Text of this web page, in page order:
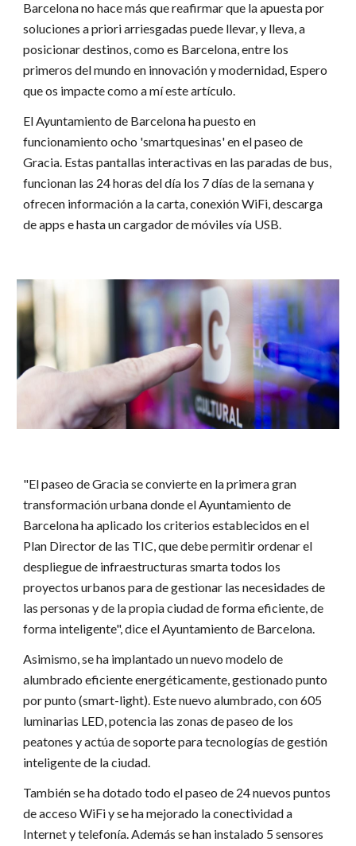
Barcelona no hace más que reafirmar que la apuesta por
soluciones a priori arriesgadas puede llevar, y lleva, a
posicionar destinos, como es Barcelona, entre los
primeros del mundo en innovación y modernidad, Espero
que os impacte como a mí este artículo.
El Ayuntamiento de Barcelona ha puesto en
funcionamiento ocho 'smartquesinas' en el paseo de
Gracia. Estas pantallas interactivas en las paradas de bus,
funcionan las 24 horas del día los 7 días de la semana y
ofrecen información a la carta, conexión WiFi, descarga
de apps e hasta un cargador de móviles vía USB.
"El paseo de Gracia se convierte en la primera gran
transformación urbana donde el Ayuntamiento de
Barcelona ha aplicado los criterios establecidos en el
Plan Director de las TIC, que debe permitir ordenar el
despliegue de infraestructuras smarta todos los
proyectos urbanos para de gestionar las necesidades de
las personas y de la propia ciudad de forma eficiente, de
forma inteligente", dice el Ayuntamiento de Barcelona.
Asimismo, se ha implantado un nuevo modelo de
alumbrado eficiente energéticamente, gestionado punto
por punto (smart-light). Este nuevo alumbrado, con 605
luminarias LED, potencia las zonas de paseo de los
peatones y actúa de soporte para tecnologías de gestión
inteligente de la ciudad.
También se ha dotado todo el paseo de 24 nuevos puntos
de acceso WiFi y se ha mejorado la conectividad a
Internet y telefonía. Además se han instalado 5 sensores